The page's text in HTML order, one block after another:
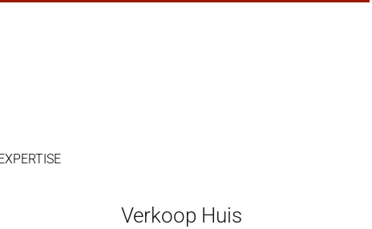
Verkoop Huis